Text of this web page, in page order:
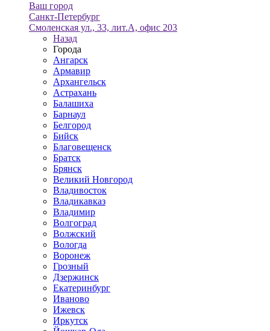
Ваш город
Санкт-Петербург
Смоленская ул., 33, лит.А, офис 203
Назад
Города
Ангарск
Армавир
Архангельск
Астрахань
Балашиха
Барнаул
Белгород
Бийск
Благовещенск
Братск
Брянск
Великий Новгород
Владивосток
Владикавказ
Владимир
Волгоград
Волжский
Вологда
Воронеж
Грозный
Дзержинск
Екатеринбург
Иваново
Ижевск
Иркутск